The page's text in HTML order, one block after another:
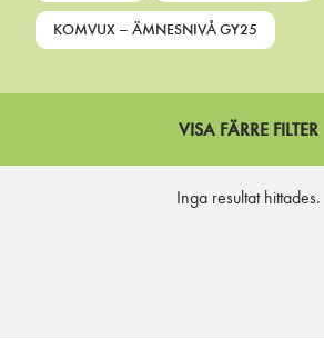
KOMVUX – ÄMNESNIVÅ GY25
VISA FÄRRE FILTER
Inga resultat hittades.